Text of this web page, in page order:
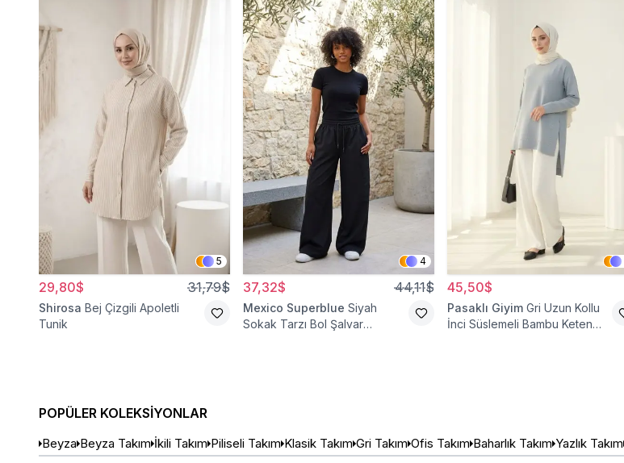
5
29,80$ 31,79$
Shirosa Bej Çizgili Apoletli
Tunik
4
37,32$ 44,11$
Mexico Superblue Siyah
Sokak Tarzı Bol Şalvar
45,50$
Pasaklı Giyim Gri Uzun Kollu
İnci Süslemeli Bambu Keten
POPÜLER KOLEKSIYONLAR
Beyza Beyza Takım İkili Takım Piliseli Takım Klasik Takım Gri Takım Ofis Takım Baharlık Takım Yazlık Takım